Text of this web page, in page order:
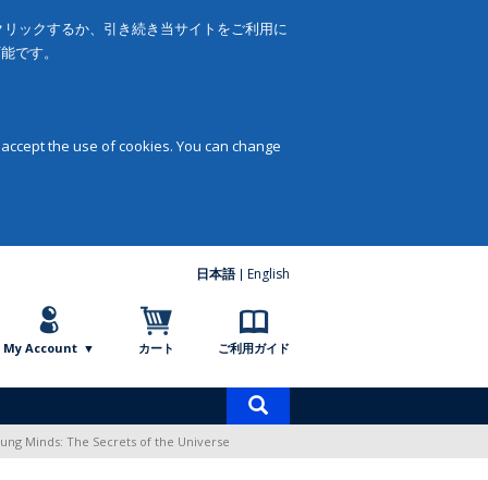
ックするか、引き続き当サイトをご利用に
です。
the use of cookies. You can change
日本語 English
My Account カート ご利用ガイド
Minds: The Secrets of the Universe